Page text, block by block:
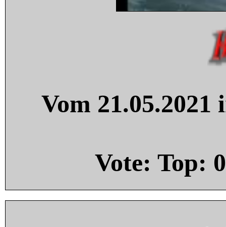
Vom
Vote: Top: 0